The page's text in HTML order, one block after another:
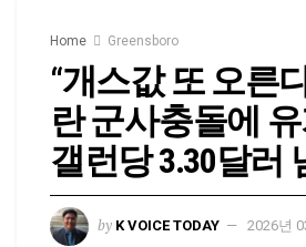
Home Greensboro
“개스값 또 오른
란 군사충돌에
갤런당 3.30달러
by K VOICE TODAY 2026년